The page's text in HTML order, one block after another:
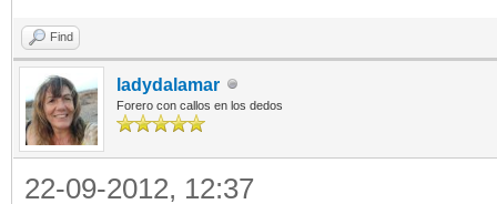
Find
ladydalamar
Forero con callos en los dedos
22-09-2012, 12:37